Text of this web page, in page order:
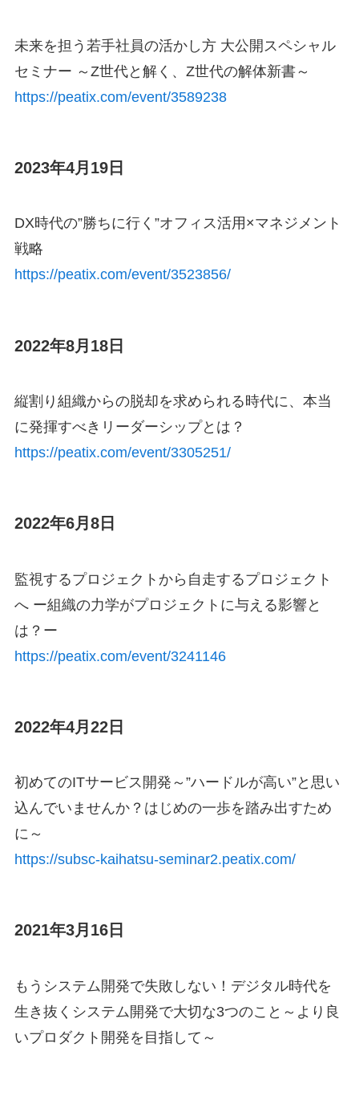
未来を担う若手社員の活かし方 大公開スペシャル
セミナー ～Z世代と解く、Z世代の解体新書～
https://peatix.com/event/3589238
2023年4月19日
DX時代の”勝ちに行く”オフィス活用×マネジメント
戦略
https://peatix.com/event/3523856/
2022年8月18日
縦割り組織からの脱却を求められる時代に、本当
に発揮すべきリーダーシップとは？
https://peatix.com/event/3305251/
2022年6月8日
監視するプロジェクトから自走するプロジェクト
へ ー組織の力学がプロジェクトに与える影響と
は？ー
https://peatix.com/event/3241146
2022年4月22日
初めてのITサービス開発～”ハードルが高い”と思い
込んでいませんか？はじめの一歩を踏み出すため
に～
https://subsc-kaihatsu-seminar2.peatix.com/
2021年3月16日
もうシステム開発で失敗しない！デジタル時代を
生き抜くシステム開発で大切な3つのこと～より良
いプロダクト開発を目指して～